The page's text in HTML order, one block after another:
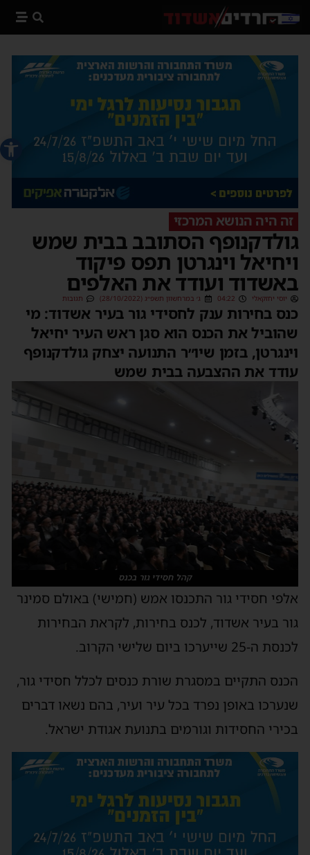
פתח
זה היה הנושא המרכזי
גולדקנופף הסתובב בבית שמש
ויחיאל וינגרטן תפס פיקוד
באשדוד ועודד את האלפים
יוסי יחזקאלי 04:22 ג׳ במרחשוון תשפ״ג (28/10/2022) תגובות
כנס בחירות ענק לחסידי גור בעיר אשדוד: מי
שהוביל את הכנס הוא סגן ראש העיר יחיאל
וינגרטן, בזמן שיו״ר התנועה יצחק גולדקנופף
עודד את ההצבעה בבית שמש
קהל חסידי גור בכנס
אלפי חסידי גור התכנסו אמש (חמישי) באולם סמינר
גור בעיר אשדוד, לכנס בחירות, לקראת הבחירות
לכנסת ה-25 שייערכו ביום שלישי הקרוב.
הכנס התקיים במסגרת שורת כנסים לכלל חסידי גור,
שנערכו באופן נפרד בכל עיר ועיר, בהם נשאו דברים
בכירי החסידות וגורמים בתנועת אגודת ישראל.